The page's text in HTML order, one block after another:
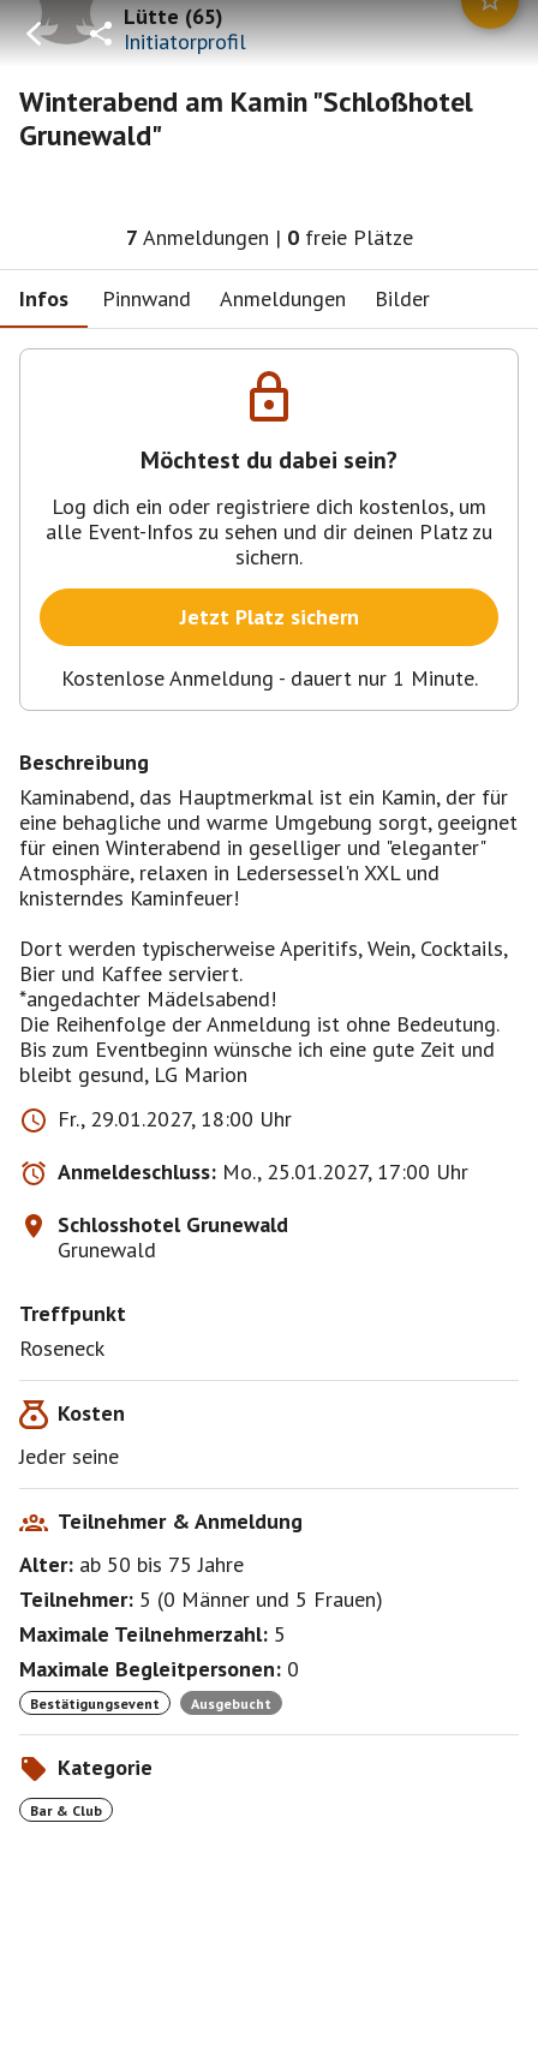
Lütte(65)
Initiatorprofil
Winterabend am Kamin "Schloßhotel
Grunewald"
7 Anmeldungen | 0 freie Plätze
Infos Pinnwand Anmeldungen Bilder
Möchtest du dabei sein?
Log dich ein oder registriere dich kostenlos, um
alle Event-Infos zu sehen und dir deinen Platz zu
sichern.
Jetzt Platz sichern
Kostenlose Anmeldung - dauert nur 1 Minute.
Beschreibung
Kaminabend, das Hauptmerkmal ist ein Kamin, der für
eine behagliche und warme Umgebung sorgt, geeignet
für einen Winterabend in geselliger und "eleganter"
Atmosphäre, relaxen in Ledersessel'n XXL und
knisterndes Kaminfeuer!
Dort werden typischerweise Aperitifs, Wein, Cocktails,
Bier und Kaffee serviert.
*angedachter Mädelsabend!
Die Reihenfolge der Anmeldung ist ohne Bedeutung.
Bis zum Eventbeginn wünsche ich eine gute Zeit und
bleibt gesund, LG Marion
Fr., 29.01.2027, 18:00 Uhr
Anmeldeschluss: Mo., 25.01.2027, 17:00 Uhr
Schlosshotel Grunewald
Grunewald
Treffpunkt
Roseneck
Kosten
Jeder seine
Teilnehmer & Anmeldung
Alter: ab 50 bis 75Jahre
Teilnehmer: 5 (0 Männer und 5 Frauen)
Maximale Teilnehmerzahl: 5
Maximale Begleitpersonen: 0
Bestätigungsevent Ausgebucht
Kategorie
Bar & Club